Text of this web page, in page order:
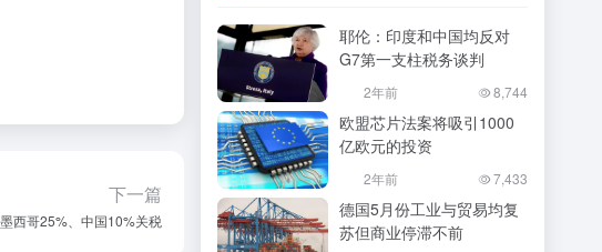
下一篇
西哥25%、中国10%关税
耶伦：印度和中国均反对
G7第一支柱税务谈判
2年前 8,744
欧盟芯片法案将吸引1000
亿欧元的投资
2年前 7,433
德国5月份工业与贸易均复
苏但商业停滞不前